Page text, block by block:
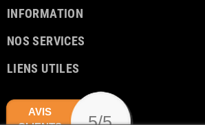
INFORMATION
NOS SERVICES
LIENS UTILES
AVIS